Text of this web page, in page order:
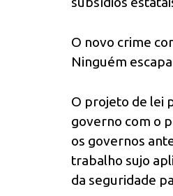
O novo crime
Ninguém
O projeto de lei
governo com o
os governos
trabalho sujo
da seguridade